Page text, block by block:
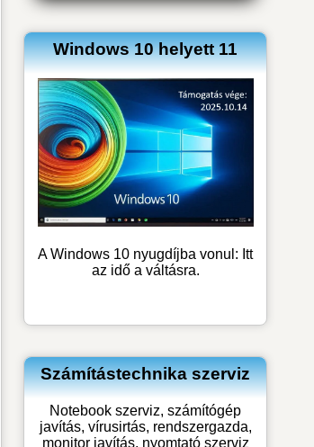
Windows 10 helyett 11
A Windows 10 nyugdíjba vonul: Itt
az idő a váltásra.
Számítástechnika szerviz
Notebook szerviz, számítógép
javítás, vírusirtás, rendszergazda,
monitor javítás, nyomtató szerviz